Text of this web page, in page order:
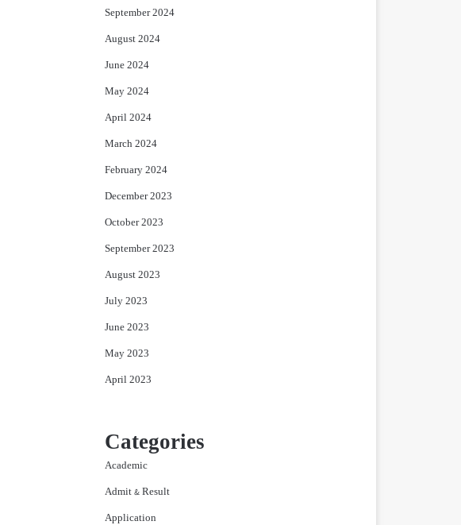
September 2024
August 2024
June 2024
May 2024
April 2024
March 2024
February 2024
December 2023
October 2023
September 2023
August 2023
July 2023
June 2023
May 2023
April 2023
Categories
Academic
Admit & Result
Application